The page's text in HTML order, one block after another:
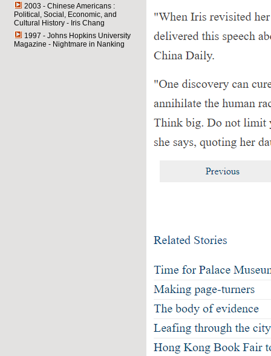
2003 - Chinese Americans :
Political, Social, Economic, and
Cultural History - Iris Chang
1997 - Johns Hopkins University
Magazine - Nightmare in Nanking